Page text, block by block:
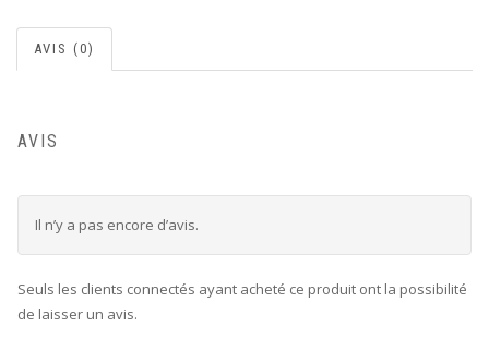
AVIS (0)
AVIS
Il n’y a pas encore d’avis.
Seuls les clients connectés ayant acheté ce produit ont la possibilité
de laisser un avis.